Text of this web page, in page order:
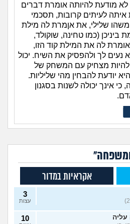
לא מודעת להיותה אומרת דברים
לעיתים קרובות, תסכמי
שלילי, את אןמרת לה מילת
(כמו טחינה, שוקולד,
לה את המילת קוד הזו,
נעים לך ולהפסיק את השיח. יכול
להיות מצחיק עם המשחק של
יודעת להבחין מהי שליליות.
אינך יכולה לשנות בסגנון
ומשפחה"
אקראיות במדור
3
עצות
10